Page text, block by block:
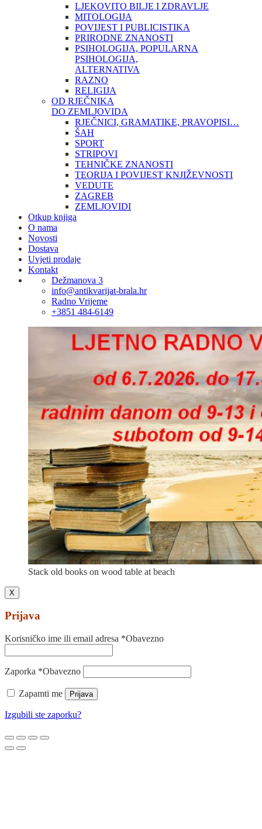
LJEKOVITO BILJE I ZDRAVLJE
MITOLOGIJA
POVIJEST I PUBLICISTIKA
PRIRODNE ZNANOSTI
PSIHOLOGIJA, POPULARNA
PSIHOLOGIJA,
ALTERNATIVA
RAZNO
RELIGIJA
OD RJEČNIKA
DO ZEMLJOVIDA
RJEČNICI, GRAMATIKE, PRAVOPISI…
ŠAH
SPORT
STRIPOVI
TEHNIČKE ZNANOSTI
TEORIJA I POVIJEST KNJIŽEVNOSTI
VEDUTE
ZAGREB
ZEMLJOVIDI
Otkup knjiga
O nama
Novosti
Dostava
Uvjeti prodaje
Kontakt
Dežmanova 3
info@antikvarijat-brala.hr
Radno Vrijeme
+3851 484-6149
Stack old books on wood table at beach
X
Prijava
Korisničko ime ili email adresa *Obavezno
Zaporka *Obavezno
Zapamti me Prijava
Izgubili ste zaporku?